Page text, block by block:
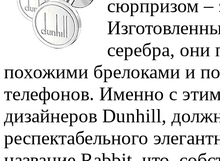
сюрпризом –
серебра,
похожими брелоками и
телефонов. Именно с
дизайнеров Dunhill,
респектабельного